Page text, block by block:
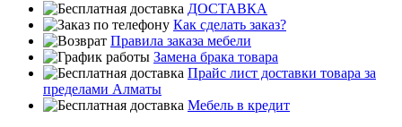
ДОСТАВКА
Как сделать заказ?
Правила заказа мебели
Замена брака товара
Прайс лист доставки товара за
пределами Алматы
Мебель в кредит